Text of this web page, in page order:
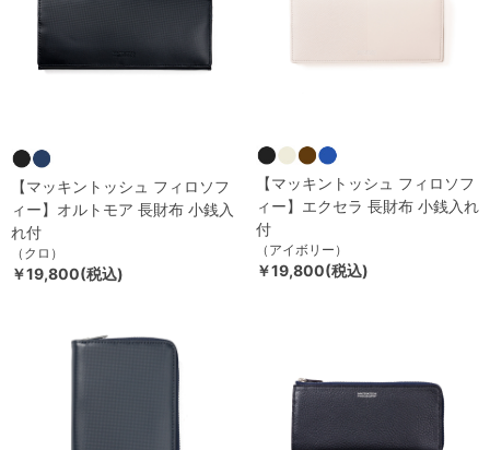
【マッキントッシュ フィロソフ
ィー】オルトモア 長財布 小銭入
れ付
（クロ）
￥19,800(税込)
【マッキントッシュ フィロソフ
ィー】エクセラ 長財布 小銭入れ
付
（アイボリー）
￥19,800(税込)